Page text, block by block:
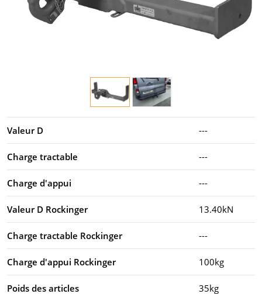
Valeur D ---
Charge tractable ---
Charge d'appui ---
Valeur D Rockinger 13.40kN
Charge tractable Rockinger ---
Charge d'appui Rockinger 100kg
Poids des articles 35kg